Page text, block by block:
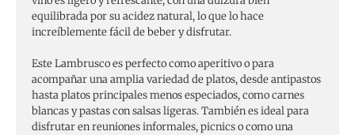
equilibrada por su acidez natural, lo que lo hace
increíblemente fácil de beber y disfrutar.
Este Lambrusco es perfecto como aperitivo o para
acompañar una amplia variedad de platos, desde antipastos
hasta platos principales menos especiados, como carnes
blancas y pastas con salsas ligeras. También es ideal para
disfrutar en reuniones informales, picnics o como una